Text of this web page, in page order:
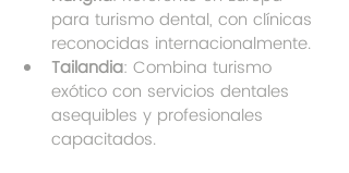
para turismo dental, con clínicas
reconocidas internacionalmente.
Tailandia: Combina turismo
exótico con servicios dentales
asequibles y profesionales
capacitados.